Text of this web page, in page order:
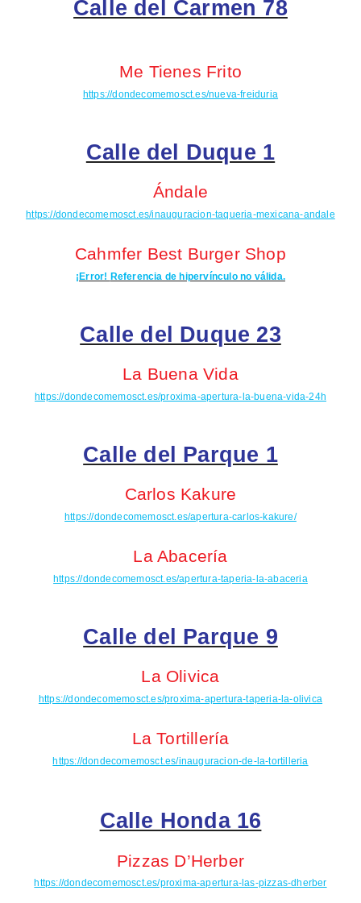
Calle del Carmen 78
Me Tienes Frito
https://dondecomemosct.es/nueva-freiduria
Calle del Duque 1
Ándale
https://dondecomemosct.es/inauguracion-taqueria-mexicana-andale
Cahmfer Best Burger Shop
¡Error! Referencia de hipervínculo no válida.
Calle del Duque 23
La Buena Vida
https://dondecomemosct.es/proxima-apertura-la-buena-vida-24h
Calle del Parque 1
Carlos Kakure
https://dondecomemosct.es/apertura-carlos-kakure/
La Abacería
https://dondecomemosct.es/apertura-taperia-la-abaceria
Calle del Parque 9
La Olivica
https://dondecomemosct.es/proxima-apertura-taperia-la-olivica
La Tortillería
https://dondecomemosct.es/inauguracion-de-la-tortilleria
Calle Honda 16
Pizzas D’Herber
https://dondecomemosct.es/proxima-apertura-las-pizzas-dherber